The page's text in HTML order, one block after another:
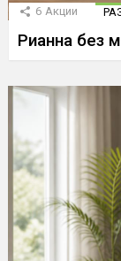
6 Акции
Рианна без